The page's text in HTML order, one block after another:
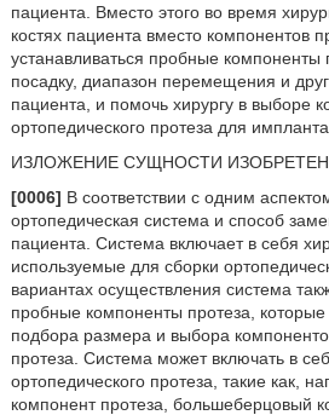
пациента. Вместо этого во время
костях пациента вместо компонентов
устанавливаться пробные компоненты
посадку, диапазон перемещения и
пациента, и помочь хирургу в выборе
ортопедического протеза для
ИЗЛОЖЕНИЕ СУЩНОСТИ
[0006] В соответствии с одним
ортопедическая система и способ
пациента. Система включает в себя
используемые для сборки
вариантах осуществления система
пробные компоненты протеза,
подбора размера и выбора
протеза. Система может включать в
ортопедического протеза, такие как,
компонент протеза, большеберцовый